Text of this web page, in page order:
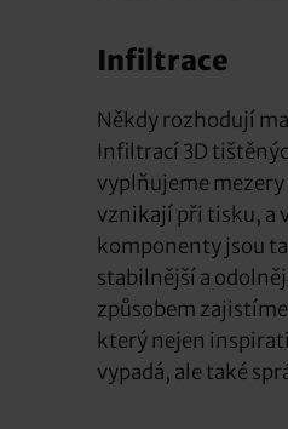
Infiltrace
Někdy rozhodují
Infiltrací 3D
vyplňujeme
vznikají při tisku, a
komponenty jsou
stabilnější a
způsobem
který nejen
vypadá, ale také